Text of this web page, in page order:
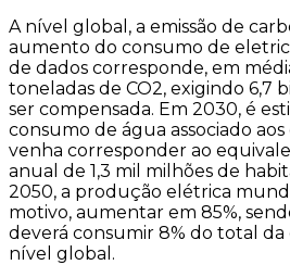
A nível global, a emissão de
aumento do consumo de
de dados corresponde, em
toneladas de CO2, exigindo 6,7
ser compensada. Em 2030, é
consumo de água associado
venha corresponder ao
anual de 1,3 mil milhões de
2050, a produção elétrica
motivo, aumentar em 85%,
deverá consumir 8% do total
nível global.